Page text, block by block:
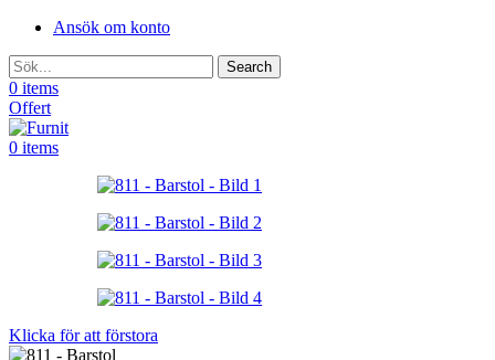
Ansök om konto
Search
0 items
Offert
0 items
Klicka för att förstora